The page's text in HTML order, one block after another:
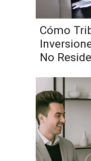
Cómo
No